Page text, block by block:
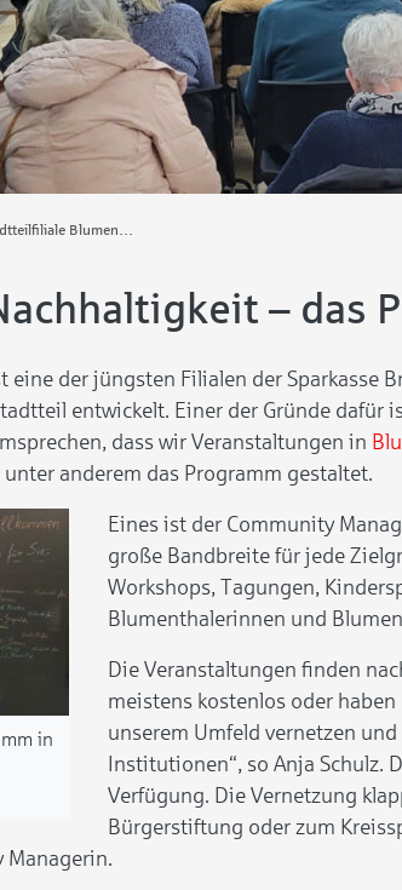
Die Stadtteilfiliale Blumenthal lädt auch 2024 zu zahlreichen Veranstaltungen ein
– das
eine der jüngsten Filialen der Sparkasse
entwickelt. Einer der Gründe dafür
dass wir Veranstaltungen in
anderem das Programm gestaltet.
in
Eines ist der Community
große Bandbreite für jede
Workshops, Tagungen,
Blumenthalerinnen und
Die Veranstaltungen finden
meistens kostenlos oder
unserem Umfeld vernetzen
Institutionen“, so Anja Schulz.
Verfügung. Die Vernetzung
Bürgerstiftung oder zum
Managerin.